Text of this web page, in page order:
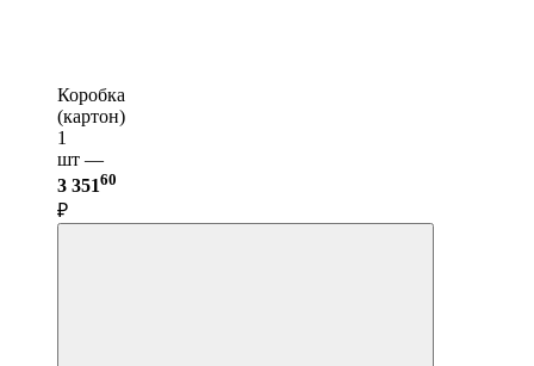
Коробка
(картон)
1
шт —
3 35160
₽